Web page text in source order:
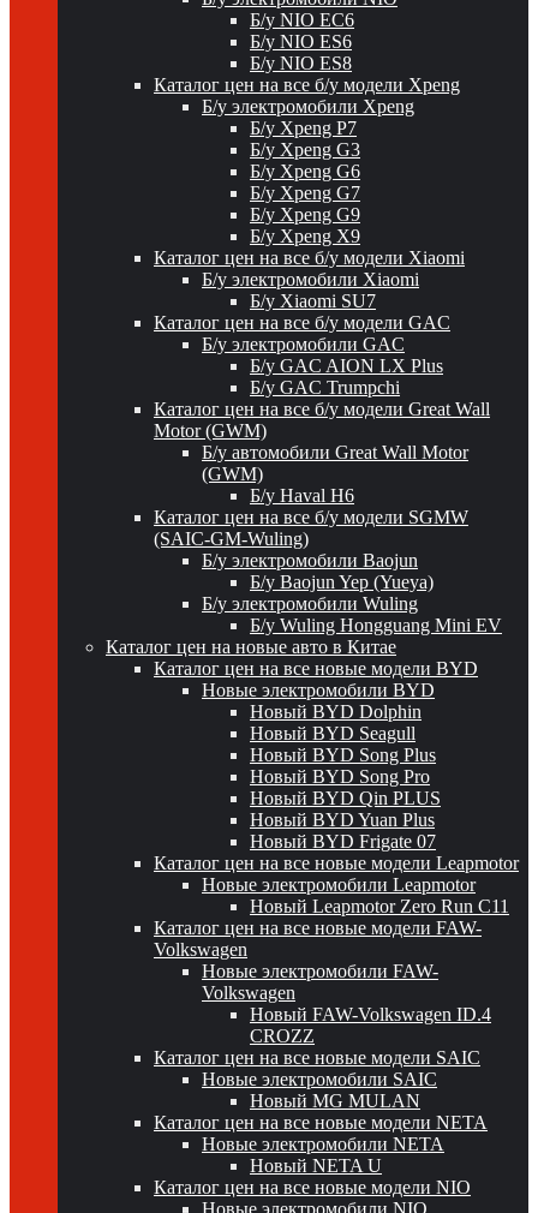
Б/у NIO EC6
Б/у NIO ES6
Б/у NIO ES8
Каталог цен на все б/у модели Xpeng
Б/у электромобили Xpeng
Б/у Xpeng P7
Б/у Xpeng G3
Б/у Xpeng G6
Б/у Xpeng G7
Б/у Xpeng G9
Б/у Xpeng X9
Каталог цен на все б/у модели Xiaomi
Б/у электромобили Xiaomi
Б/у Xiaomi SU7
Каталог цен на все б/у модели GAC
Б/у электромобили GAC
Б/у GAC AION LX Plus
Б/у GAC Trumpchi
Каталог цен на все б/у модели Great Wall
Motor (GWM)
Б/у автомобили Great Wall Motor
(GWM)
Б/у Haval H6
Каталог цен на все б/у модели SGMW
(SAIC-GM-Wuling)
Б/у электромобили Baojun
Б/у Baojun Yep (Yueya)
Б/у электромобили Wuling
Б/у Wuling Hongguang Mini EV
Каталог цен на новые авто в Китае
Каталог цен на все новые модели BYD
Новые электромобили BYD
Новый BYD Dolphin
Новый BYD Seagull
Новый BYD Song Plus
Новый BYD Song Pro
Новый BYD Qin PLUS
Новый BYD Yuan Plus
Новый BYD Frigate 07
Каталог цен на все новые модели Leapmotor
Новые электромобили Leapmotor
Новый Leapmotor Zero Run C11
Каталог цен на все новые модели FAW-
Volkswagen
Новые электромобили FAW-
Volkswagen
Новый FAW-Volkswagen ID.4
CROZZ
Каталог цен на все новые модели SAIC
Новые электромобили SAIC
Новый MG MULAN
Каталог цен на все новые модели NETA
Новые электромобили NETA
Новый NETA U
Каталог цен на все новые модели NIO
Новые электромобили NIO